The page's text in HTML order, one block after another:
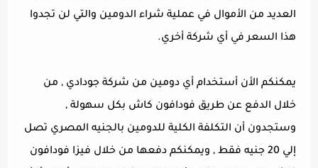
العديد من الأموال في عملية شراء الدومين والتي لن تجدوا
هذا السعر في أي شركة أخري.
يمكنكم الأن أستخدام أي دومين من شركة جودادي , من
خلال الدفع عن طريق فودافون كاش بكل سهولة ,
وستجدون أن التكلفة الكلية للدومين بالجنيه المصري تصل
إلي 20 جنيه فقط , ويمكنكم دفعها من خلال فيزا فودافون